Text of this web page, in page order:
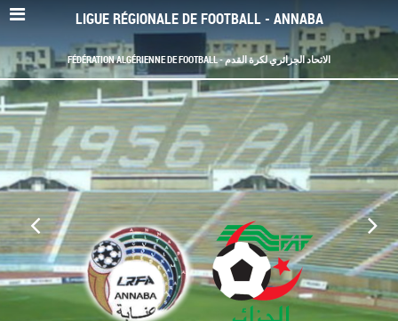
LIGUE RÉGIONALE DE FOOTBALL - ANNABA
FÉDÉRATION ALGÉRIENNE DE FOOTBALL - الاتحاد الجزائري لكرة القدم